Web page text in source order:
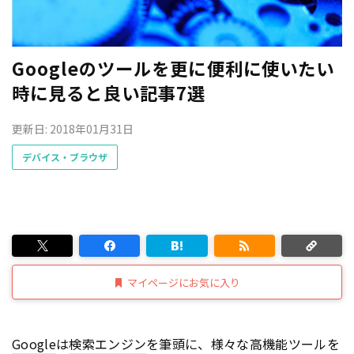
Googleのツールを更に便利に使いたい
時に見ると良い記事7選
更新日: 2018年01月31日
デバイス・ブラウザ
マイページにお気に入り
Googleは検索エンジンを筆頭に、様々な高機能ツールを